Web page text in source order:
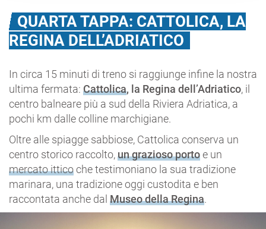
QUARTA TAPPA: CATTOLICA, LA
REGINA DELL’ADRIATICO
In circa 15 minuti di treno si raggiunge infine la nostra
ultima fermata: Cattolica, la Regina dell’Adriatico, il
centro balneare più a sud della Riviera Adriatica, a
pochi km dalle colline marchigiane.
Oltre alle spiagge sabbiose, Cattolica conserva un
centro storico raccolto,un grazioso portoe un
mercato itticoche testimoniano la sua tradizione
marinara, una tradizione oggi custodita e ben
raccontata anche dal Museo della Regina.